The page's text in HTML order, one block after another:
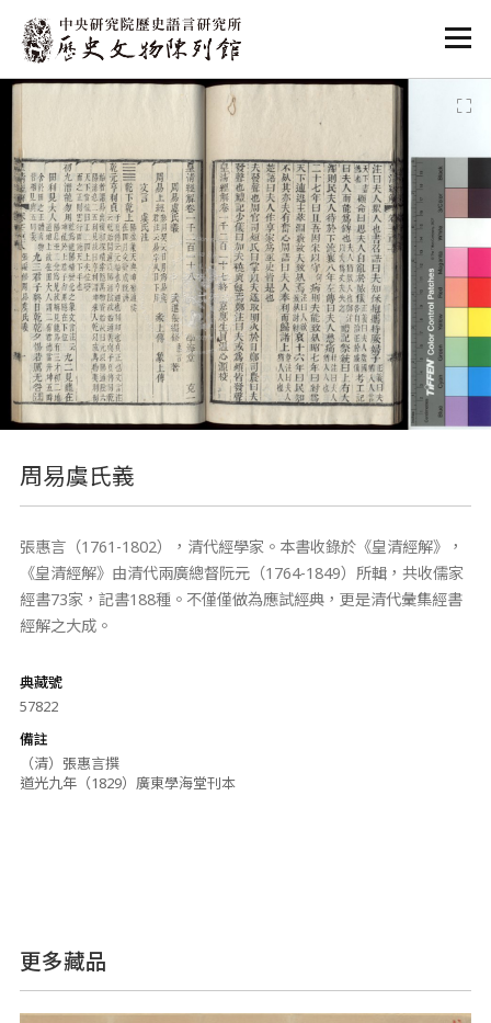
:::
周易虞氏義
張惠言（1761-1802），清代經學家。本書收錄於《皇清經解》，
《皇清經解》由清代兩廣總督阮元（1764-1849）所輯，共收儒家
經書73家，記書188種。不僅僅做為應試經典，更是清代彙集經書
經解之大成。
典藏號
57822
備註
（清）張惠言撰
道光九年（1829）廣東學海堂刊本
更多藏品